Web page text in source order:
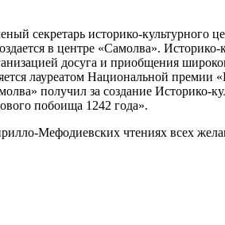
секретарь историко-культурного
в центре «Самолва».
досуга и приобщения
лауреатом Национальной
получил за создание Историко-
побоища 1242 года».
Мефодиевских чтениях всех